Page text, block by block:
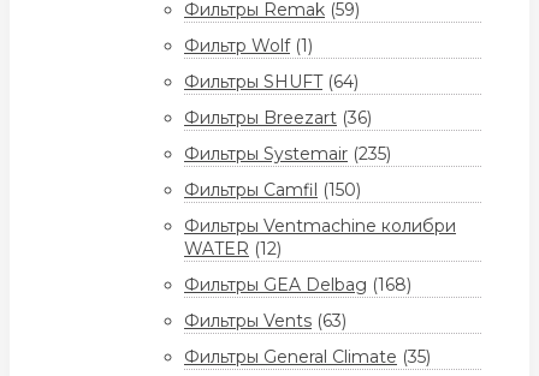
Фильтры Remak (59)
Фильтр Wolf (1)
Фильтры SHUFT (64)
Фильтры Breezart (36)
Фильтры Systemair (235)
Фильтры Camfil (150)
Фильтры Ventmachine колибри
WATER (12)
Фильтры GEA Delbag (168)
Фильтры Vents (63)
Фильтры General Climate (35)